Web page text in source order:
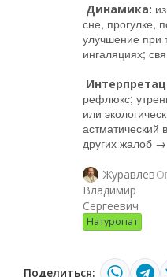
Динамика:
сне, прогулке,
улучшение при
ингаляциях;
рефлюкс;
или
других жалоб
Журавлев
Владимир
Сергеевич
Натуропат
Поделиться: